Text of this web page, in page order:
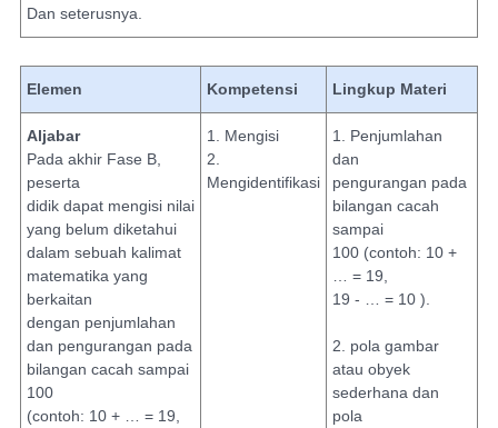
Dan seterusnya.
Elemen Kompetensi Lingkup Materi
Aljabar
Pada akhir Fase B,
peserta
didik dapat mengisi nilai
yang belum diketahui
dalam sebuah kalimat
matematika yang
berkaitan
dengan penjumlahan
dan pengurangan pada
bilangan cacah sampai
100
(contoh: 10 + … = 19,
1. Mengisi
2.
Mengidentifikasi
1. Penjumlahan
dan
pengurangan pada
bilangan cacah
sampai
100 (contoh: 10 +
… = 19,
19 - … = 10 ).
2. pola gambar
atau obyek
sederhana dan
pola